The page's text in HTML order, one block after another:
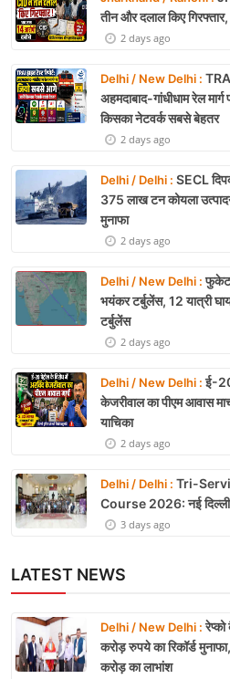
तीन और दलाल किए
2 days ago
Delhi / New Delhi :
अहमदाबाद-गांधीधाम रेल
किसका नेटवर्क सबसे बेहतर
2 days ago
Delhi / Delhi : SECL
375 लाख टन कोयला
मुनाफा
2 days ago
Delhi / New Delhi :फुकेट-
भयंकर टर्बुलेंस, 12 यात्री
टर्बुलेंस
2 days ago
Delhi / New Delhi :ई-20
केजरीवाल का पीएम आवास
याचिका
2 days ago
Delhi / Delhi : Tri-
Course 2026: नई
3 days ago
LATEST NEWS
Delhi / New Delhi :
करोड़ रुपये का रिकॉर्ड
करोड़ का लाभांश